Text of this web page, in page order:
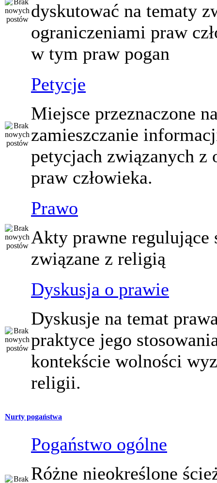
dyskutować na tematy
ograniczeniami praw
w tym praw pogan
Petycje
Miejsce przeznaczone
zamieszczanie
petycjach związanych z
praw człowieka.
Prawo
Akty prawne regulujące
związane z religią
Dyskusja o prawie
Dyskusje na temat
praktyce jego
kontekście wolności
religii.
Nurty pogaństwa
Pogaństwo ogólne
Różne nieokreślone